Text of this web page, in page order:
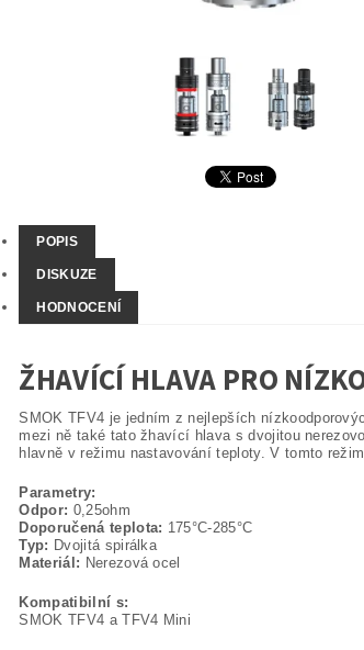
POPIS
DISKUZE
HODNOCENÍ
ŽHAVÍCÍ HLAVA PRO
SMOK TFV4 je jedním z nejlepších
mezi ně také tato žhavící hlava s dvojitou
hlavně v režimu nastavování teploty. V tomto
Parametry:
Odpor: 0,25ohm
Doporučená teplota: 175°C-285°C
Typ: Dvojitá spirálka
Materiál: Nerezová ocel
Kompatibilní s:
SMOK TFV4 a TFV4 Mini